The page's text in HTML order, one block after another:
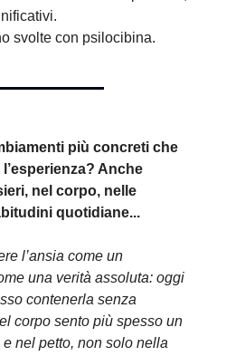
svolte con psilocibina.
più concreti che
Anche
nel corpo, nelle
quotidiane...
l’ansia come un
una verità assoluta: oggi
contenerla senza
corpo sento più spesso un
nel petto, non solo nella